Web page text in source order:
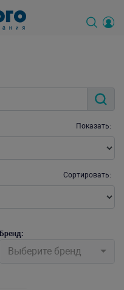
Показать:
Сортировать:
Бренд:
Выберите бренд